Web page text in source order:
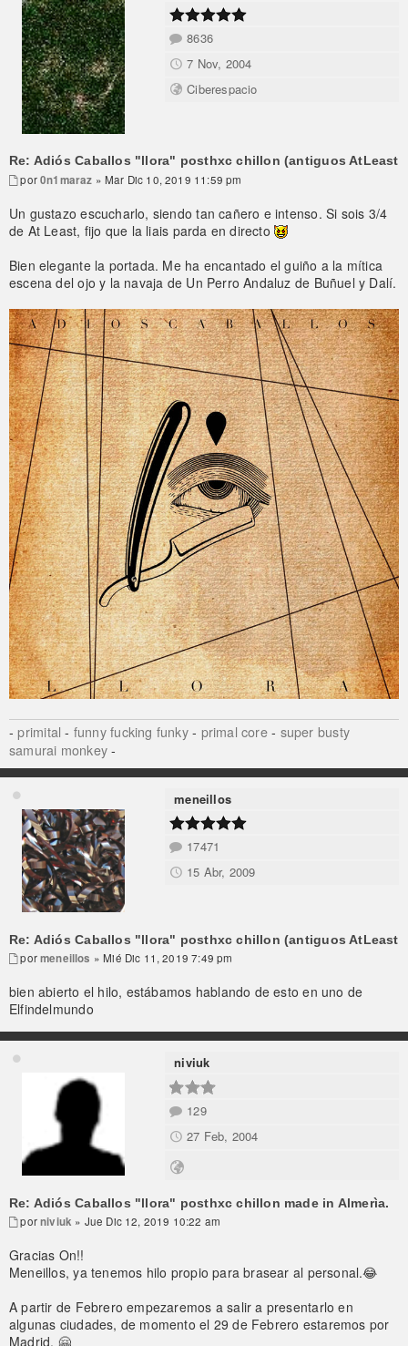
8636
7 Nov, 2004
Ciberespacio
Re: Adiós Caballos "llora" posthxc chillon (antiguos AtLeast
por0n1maraz » Mar Dic 10, 2019 11:59 pm
Un gustazo escucharlo, siendo tan cañero e intenso. Si sois 3/4
de At Least, fijo que la liais parda en directo
Bien elegante la portada. Me ha encantado el guiño a la mítica
escena del ojo y la navaja de Un Perro Andaluz de Buñuel y Dalí.
-primital - funny fucking funky- primal core- super busty
samurai monkey -
meneillos
17471
15 Abr, 2009
Re: Adiós Caballos "llora" posthxc chillon (antiguos AtLeast
pormeneillos » Mié Dic 11, 2019 7:49 pm
bien abierto el hilo, estábamos hablando de esto en uno de
Elfindelmundo
niviuk
129
27 Feb, 2004
Re: Adiós Caballos "llora" posthxc chillon made in Almerìa.
porniviuk » Jue Dic 12, 2019 10:22 am
Gracias On!!
Meneillos, ya tenemos hilo propio para brasear al personal.😂
A partir de Febrero empezaremos a salir a presentarlo en
algunas ciudades, de momento el 29 de Febrero estaremos por
Madrid. 🤗